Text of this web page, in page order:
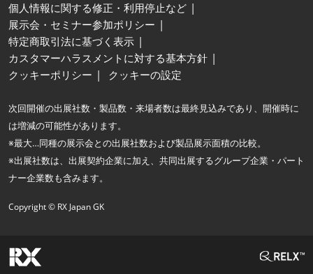
個人情報に関する修正・利用停止など
展示会・セミナー参加ポリシー
特定商取引法に基づく表示
カスタマーハラスメントに対する基本方針
クッキーポリシー
クッキーの設定
次回開催の出展社数・製品数・来場者数は最終見込みであり、開催時に
は増減の可能性があります。
※最大…同種の展示会との出展社数および製品展示面積の比較。
※出展社数は、出展契約企業に加え、共同出展するグループ企業・パート
ナー企業数も含みます。
Copyright © RX Japan GK